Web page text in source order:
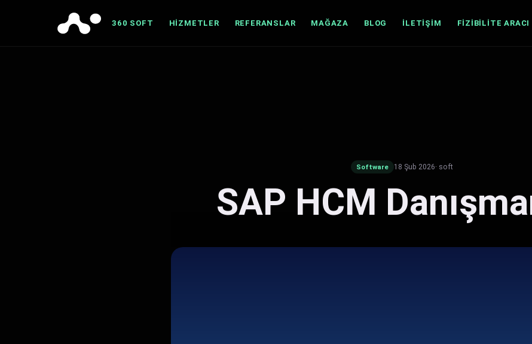
360 SOFT HIZMETLER REFERANSLAR MAĞAZA BLOG İLETIŞIM FIZIBILITE ARACI
Software 18 Şub 2026· soft
SAP HCM